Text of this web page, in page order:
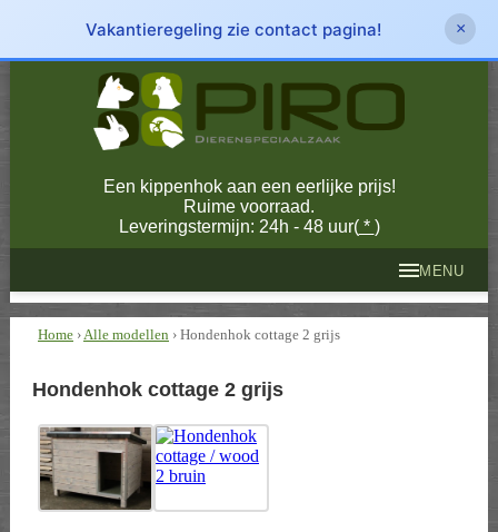
Vakantieregeling zie contact pagina! ×
Een kippenhok aan een eerlijke prijs!
Ruime voorraad.
Leveringstermijn: 24h - 48 uur(* )
MENU
Home ›Alle modellen › Hondenhok cottage 2 grijs
Hondenhok cottage 2 grijs